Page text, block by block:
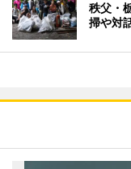
秩父・
掃や対